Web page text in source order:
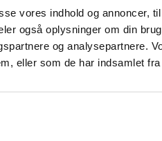
vores indhold og annoncer,
også oplysninger om din
og analysepartnere.
eller som de har indsamlet